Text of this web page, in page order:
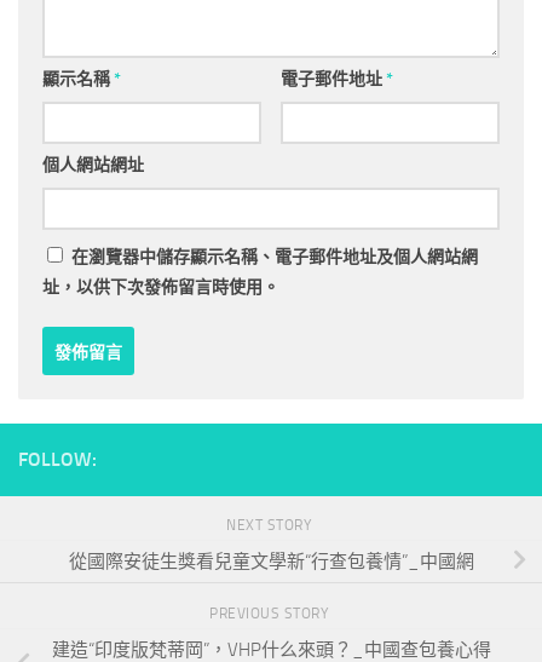
顯示名稱* 電子郵件地址*
個人網站網址
在瀏覽器中儲存顯示名稱、電子郵件地址及個人網站網
址，以供下次發佈留言時使用。
FOLLOW:
NEXT STORY
從國際安徒生獎看兒童文學新“行查包養情”_中國網
PREVIOUS STORY
建造“印度版梵蒂岡”，VHP什么來頭？_中國查包養心得